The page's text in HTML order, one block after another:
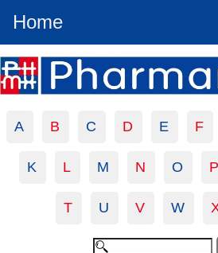
Home
A B C D E F
K L M N O P
T U V W